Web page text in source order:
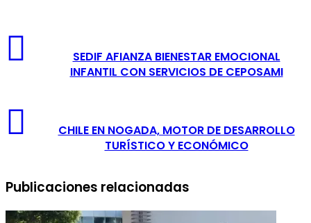
SEDIF AFIANZA BIENESTAR EMOCIONAL
INFANTIL CON SERVICIOS DE CEPOSAMI
CHILE EN NOGADA, MOTOR DE DESARROLLO
TURÍSTICO Y ECONÓMICO
Publicaciones relacionadas